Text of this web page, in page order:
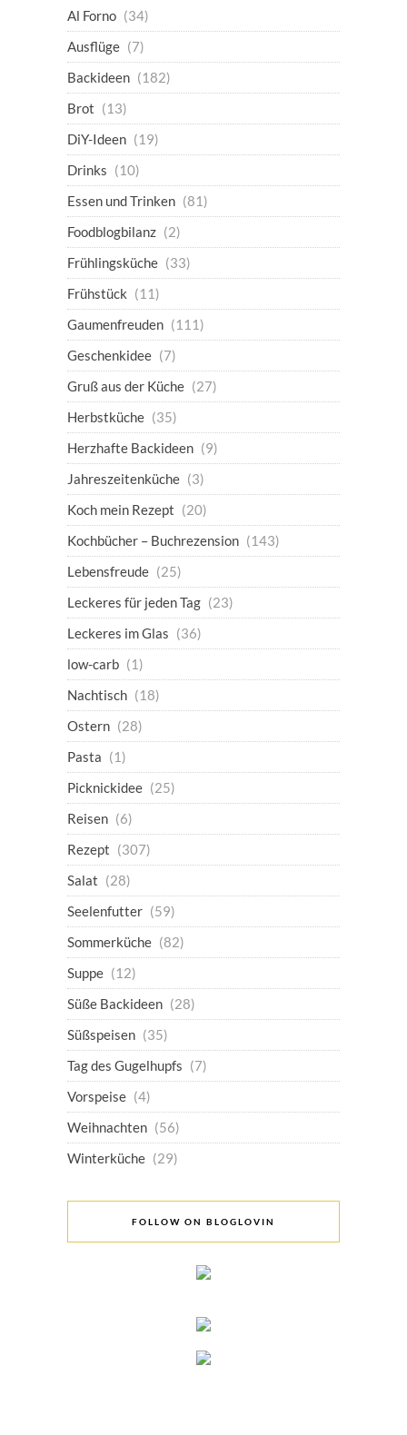
Al Forno (34)
Ausflüge (7)
Backideen (182)
Brot (13)
DiY-Ideen (19)
Drinks (10)
Essen und Trinken (81)
Foodblogbilanz (2)
Frühlingsküche (33)
Frühstück (11)
Gaumenfreuden (111)
Geschenkidee (7)
Gruß aus der Küche (27)
Herbstküche (35)
Herzhafte Backideen (9)
Jahreszeitenküche (3)
Koch mein Rezept (20)
Kochbücher – Buchrezension (143)
Lebensfreude (25)
Leckeres für jeden Tag (23)
Leckeres im Glas (36)
low-carb (1)
Nachtisch (18)
Ostern (28)
Pasta (1)
Picknickidee (25)
Reisen (6)
Rezept (307)
Salat (28)
Seelenfutter (59)
Sommerküche (82)
Suppe (12)
Süße Backideen (28)
Süßspeisen (35)
Tag des Gugelhupfs (7)
Vorspeise (4)
Weihnachten (56)
Winterküche (29)
FOLLOW ON BLOGLOVIN